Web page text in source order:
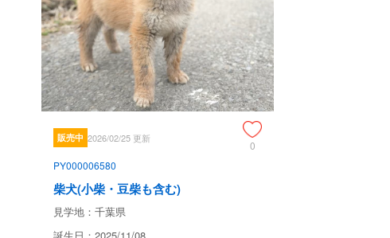
販売中 2026/02/25 更新
0
PY000006580
柴犬(小柴・豆柴も含む)
見学地：千葉県